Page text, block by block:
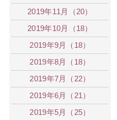
2019年11月（20）
2019年10月（18）
2019年9月（18）
2019年8月（18）
2019年7月（22）
2019年6月（21）
2019年5月（25）